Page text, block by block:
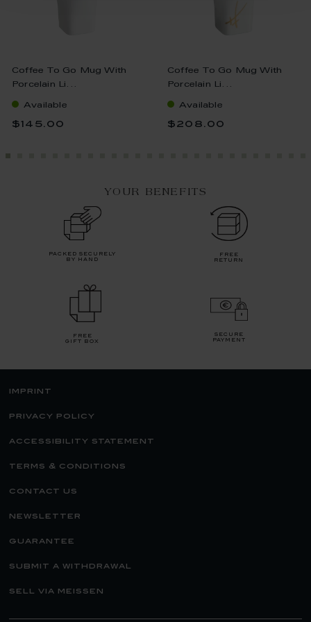
Coffee To Go Mug With
Porcelain Li...
Available
$145.00
Coffee To Go Mug With
Porcelain Li...
Available
$208.00
YOUR BENEFITS
packed securely
by hand
free
return
free
gift box
secure
payment
imprint
privacy policy
accessibility statement
terms & conditions
contact us
newsletter
guarantee
submit a withdrawal
sell via meissen